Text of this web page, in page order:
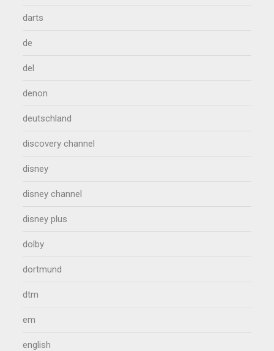
darts
de
del
denon
deutschland
discovery channel
disney
disney channel
disney plus
dolby
dortmund
dtm
em
english